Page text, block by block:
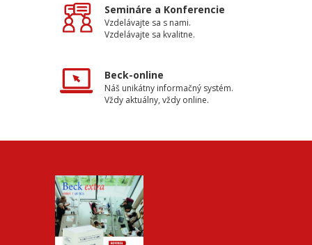
Semináre a Konferencie
Vzdelávajte sa s nami.
Vzdelávajte sa kvalitne.
Beck-online
Náš unikátny informačný systém.
Vždy aktuálny, vždy online.